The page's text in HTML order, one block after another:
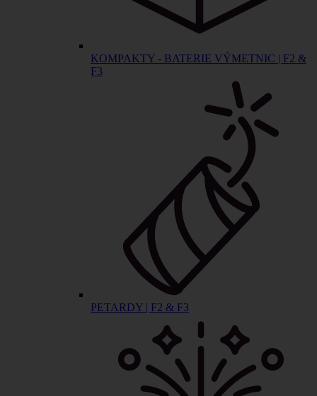
KOMPAKTY - BATERIE VÝMETNIC | F2 &
F3
PETARDY | F2 & F3